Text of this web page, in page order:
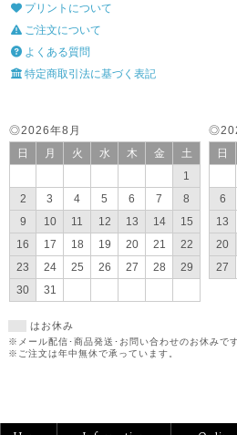
プリントについて
ご注文について
よくある質問
特定商取引法に基づく表記
日
6
13
20
27
◎2026年8月
日
月 火 水 木 金
土
1
2
3 4 5 6 7
8
9
10 11 12 13 14
15
16
17 18 19 20 21
22
23
24 25 26 27 28
29
30
31
はお休み
※メール配信･商品発送･お問い合わせのお休みです
※ご注文は年中無休で承っています。